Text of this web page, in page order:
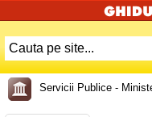
Servicii Publice -